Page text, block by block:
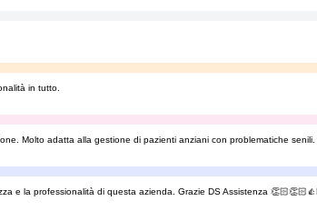
in tutto.
Molto adatta alla gestione di pazienti anziani con problematiche senili.
e la professionalità di questa azienda. Grazie DS Assistenza